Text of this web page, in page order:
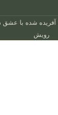
آفریده شده با عشق
رویش